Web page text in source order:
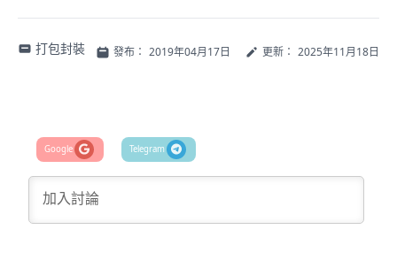
打包封裝 發布： 2019年04月17日 更新： 2025年11月18日